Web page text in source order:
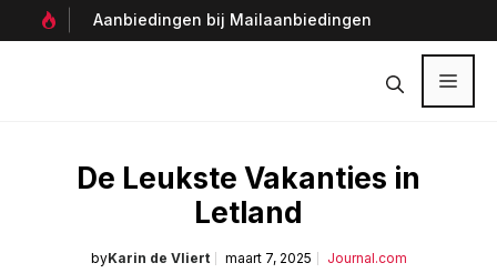
naar
Aanbiedingen bij Mailaanbiedingen
De Leukste Vakanties in
Letland
byKarin de Vliert maart 7, 2025 Journal.com